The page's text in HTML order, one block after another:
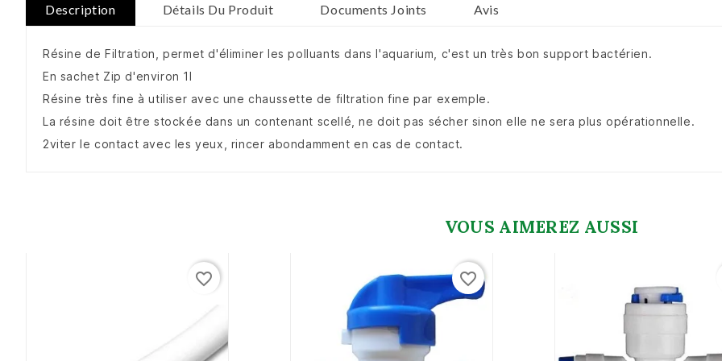
Description Détails Du Produit Documents Joints Avis
Résine de Filtration, permet d'éliminer les polluants dans l'aquarium, c'est un très bon support bactérien.
En sachet Zip d'environ 1l
Résine très fine à utiliser avec une chaussette de filtration fine par exemple.
La résine doit être stockée dans un contenant scellé, ne doit pas sécher sinon elle ne sera plus opérationnelle.
2viter le contact avec les yeux, rincer abondamment en cas de contact.
VOUS AIMEREZ AUSSI
favorite_border favorite_border